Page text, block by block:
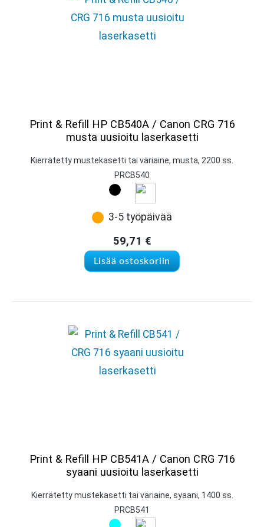
Print & Refill HP CB540A / Canon CRG 716
musta uusioitu laserkasetti
Kierrätetty mustekasetti tai väriaine, musta, 2200 ss.
PRCB540
3-5 työpäivää
59,71 €
Lisää ostoskoriin
Print & Refill HP CB541A / Canon CRG 716
syaani uusioitu laserkasetti
Kierrätetty mustekasetti tai väriaine, syaani, 1400 ss.
PRCB541